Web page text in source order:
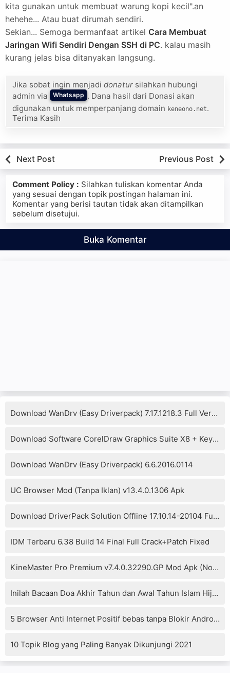
kita gunakan untuk membuat warung kopi kecil".an
hehehe... Atau buat dirumah sendiri.
Sekian... Semoga bermanfaat artikel Cara Membuat
Jaringan Wifi Sendiri Dengan SSH di PC. kalau masih
kurang jelas bisa ditanyakan langsung.
Jika sobat ingin menjadi donatur silahkan hubungi
admin via
Whatsapp . Dana hasil dari Donasi akan
digunakan untuk memperpanjang domain keneono.net.
Terima Kasih
Next Post Previous Post
Comment Policy : Silahkan tuliskan komentar Anda
yang sesuai dengan topik postingan halaman ini.
Komentar yang berisi tautan tidak akan ditampilkan
sebelum disetujui.
Buka Komentar
Download WanDrv (Easy Driverpack) 7.17.1218.3 Full Version
Download Software CorelDraw Graphics Suite X8 + Keygen
Download WanDrv (Easy Driverpack) 6.6.2016.0114
UC Browser Mod (Tanpa Iklan) v13.4.0.1306 Apk
Download DriverPack Solution Offline 17.10.14-20104 Full Version
IDM Terbaru 6.38 Build 14 Final Full Crack+Patch Fixed
KineMaster Pro Premium v7.4.0.32290.GP Mod Apk (No Watermark)
Inilah Bacaan Doa Akhir Tahun dan Awal Tahun Islam Hijriyah
5 Browser Anti Internet Positif bebas tanpa Blokir Android
10 Topik Blog yang Paling Banyak Dikunjungi 2021